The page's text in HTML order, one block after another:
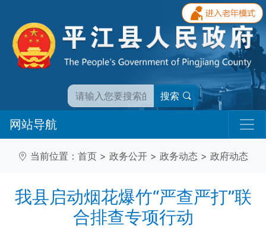
搜索
网站导航
当前位置： 首页 > 政务公开 > 政务动态 > 政府动态
我县启动烟花爆竹“严查严打”联
合排查专项行动